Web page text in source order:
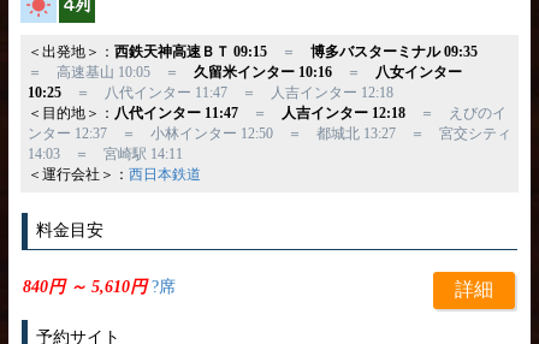
＜出発地＞： 西鉄天神高速ＢＴ 09:15＝ 博多バスターミナル 09:35
＝ 高速基山 10:05 ＝ 久留米インター 10:16＝
八女インター
10:25＝ 八代インター 11:47 ＝ 人吉インター 12:18
＜目的地＞： 八代インター 11:47＝ 人吉インター 12:18＝ えびのイ
ンター 12:37 ＝ 小林インター 12:50 ＝ 都城北 13:27 ＝ 宮交シティ
14:03 ＝ 宮崎駅 14:11
＜運行会社＞： 西日本鉄道
料金目安
840円 ～ 5,610円?席 詳細
予約サイト